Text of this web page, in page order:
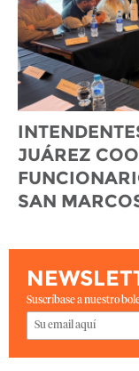
JUÁREZ
SAN
Suscríbase a nuestro